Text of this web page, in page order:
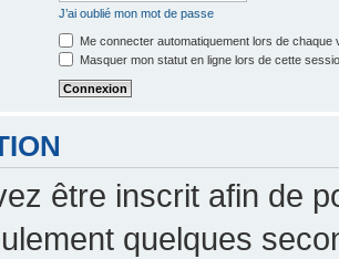
J’ai oublié mon mot de passe
Me connecter automatiquement lors de chaque
Masquer mon statut en ligne lors de cette
être inscrit afin de
quelques